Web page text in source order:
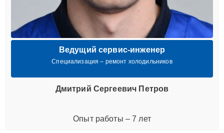
Ведущий сервис-инженер
Специализация – ремонт холодильников
Дмитрий Сергеевич Петров
Опыт работы – 7 лет